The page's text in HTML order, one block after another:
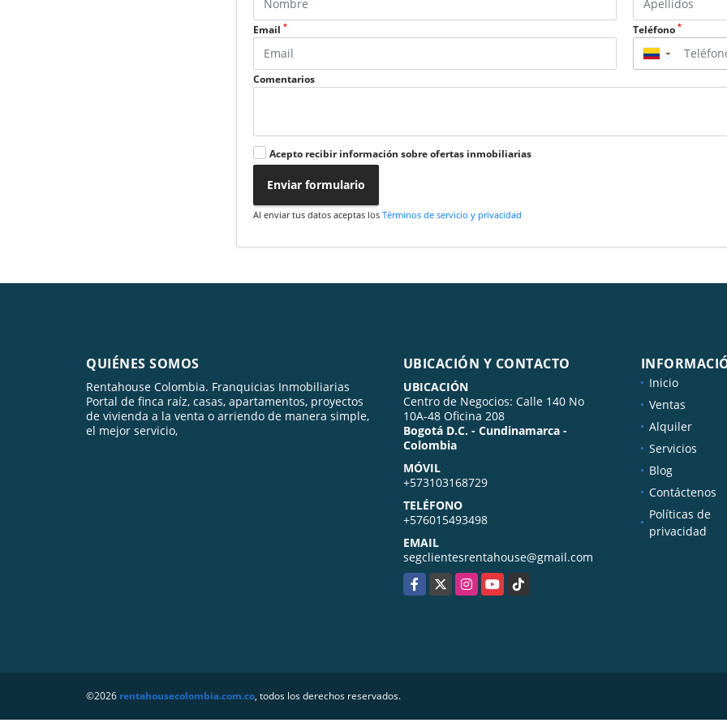
Email* Teléfono *
▼
Comentarios
Acepto recibir información sobre ofertas inmobiliarias
Enviar formulario
Al enviar tus datos aceptas losTérminos de servicio y privacidad
QUIÉNES SOMOS
Rentahouse Colombia. Franquicias Inmobiliarias
Portal de finca raíz, casas, apartamentos, proyectos
de vivienda a la venta o arriendo de manera simple,
el mejor servicio,
UBICACIÓN Y CONTACTO
UBICACIÓN
Centro de Negocios: Calle 140 No
10A-48 Oficina 208
Bogotá D.C. - Cundinamarca -
Colombia
MÓVIL
+573103168729
TELÉFONO
+576015493498
EMAIL
segclientesrentahouse@gmail.com
Facebook
X InstagramYouTubeTikTok
Inicio
Ventas
Alquiler
Servicios
Blog
Contáctenos
Políticas de
privacidad
©2026 rentahousecolombia.com.co, todos los derechos reservados.